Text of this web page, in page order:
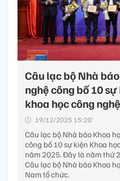
Câu lạc bộ Nhà
nghệ công bố 10
khoa học công nghệ
19/12/2025 15:20’
Câu lạc bộ Nhà báo Khoa
công bố 10 sự kiện Khoa
năm 2025. Đây là năm thứ
Câu lạc bộ Nhà báo Khoa
Nam tổ chức.